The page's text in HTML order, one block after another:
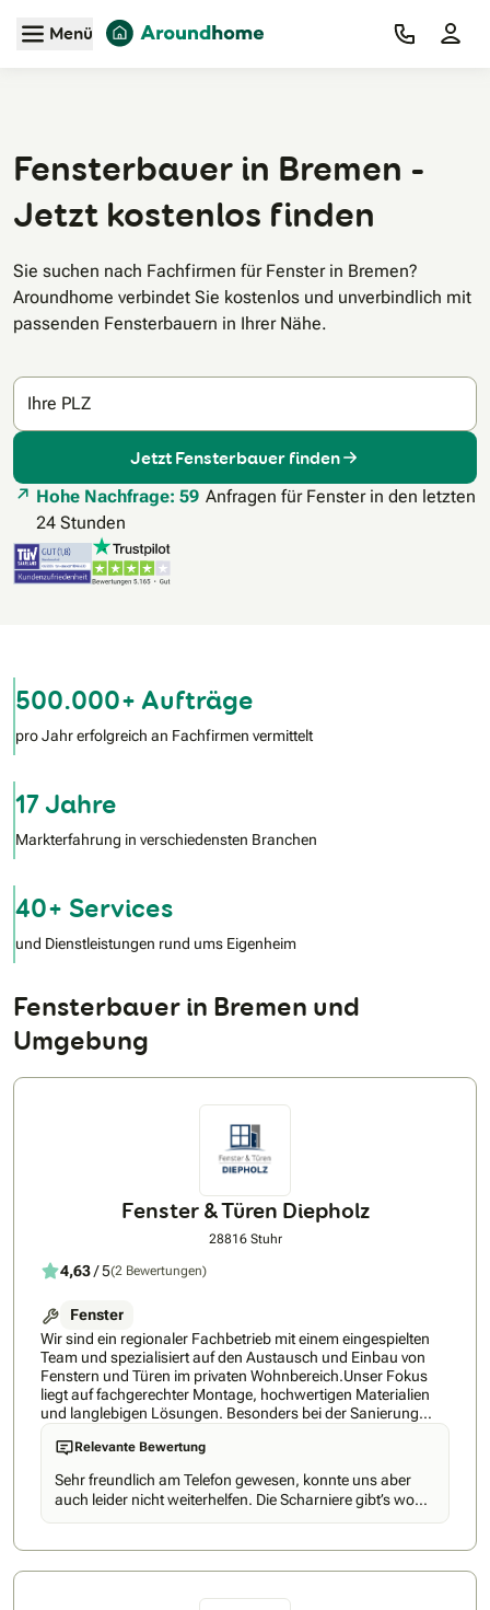
Zum Hauptinhalt
Menü
Fensterbauer in Bremen -
Jetzt kostenlos finden
Sie suchen nach Fachfirmen für Fenster in Bremen?
Aroundhome verbindet Sie kostenlos und unverbindlich mit
passenden Fensterbauern in Ihrer Nähe.
Ihre PLZ
Jetzt Fensterbauer finden
Hohe Nachfrage: 59 Anfragen für Fenster in den letzten
24 Stunden
500.000+ Aufträge
pro Jahr erfolgreich an Fachfirmen vermittelt
17 Jahre
Markterfahrung in verschiedensten Branchen
40+ Services
und Dienstleistungen rund ums Eigenheim
Fensterbauer in Bremen und
Umgebung
Fenster & Türen Diepholz
28816 Stuhr
4,63/ 5(2 Bewertungen)
Fenster
Wir sind ein regionaler Fachbetrieb mit einem eingespielten
Team und spezialisiert auf den Austausch und Einbau von
Fenstern und Türen im privaten Wohnbereich.Unser Fokus
liegt auf fachgerechter Montage, hochwertigen Materialien
und langlebigen Lösungen. Besonders bei der Sanierung
bestehender Gebäude sorgen wir für passgenaue und
energieeffiziente Ergebnisse.Von der persönlichen Beratung
über das präzise Aufmaß bis zur sauberen und
termingerechten Umsetzung erhalten Sie bei uns alles aus
einer Hand.Unsere Kunden schätzen vor allem unsere
Zuverlässigkeit, saubere Arbeitsweise und klare
Persönliche Beratung vor Ort• Alles aus einer Hand (Aufmaß
Relevante Bewertung
Sehr freundlich am Telefon gewesen, konnte uns aber
auch leider nicht weiterhelfen. Die Scharniere gibt’s wohl
nicht mehr .